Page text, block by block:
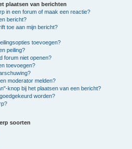
plaatsen van berichten
in een forum of maak een reactie?
bericht?
toe aan mijn bericht?
toevoegen?
peiling?
forum niet openen?
toevoegen?
moderator melden?
knop bij het plaatsen van een bericht?
worden?
soorten